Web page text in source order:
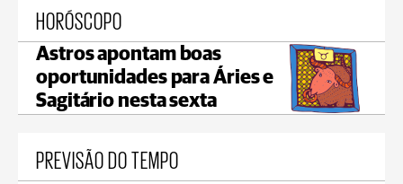
HORÓSCOPO
Astros apontam boas
oportunidades para Áries e
Sagitário nesta sexta
PREVISÃO DO TEMPO